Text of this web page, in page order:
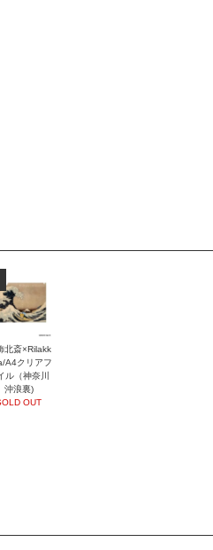
北斎×Rilakk
A4クリアフ
ル（神奈川
沖浪裏)
OUT